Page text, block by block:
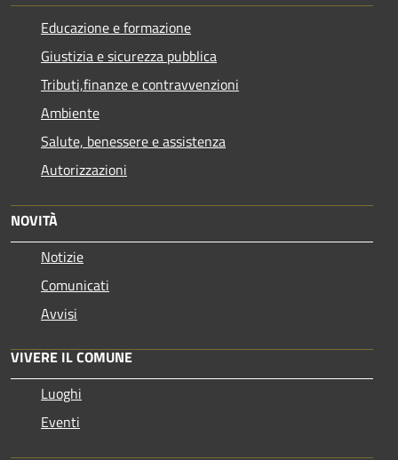
Educazione e formazione
Giustizia e sicurezza pubblica
Tributi,finanze e contravvenzioni
Ambiente
Salute, benessere e assistenza
Autorizzazioni
NOVITÀ
Notizie
Comunicati
Avvisi
VIVERE IL COMUNE
Luoghi
Eventi